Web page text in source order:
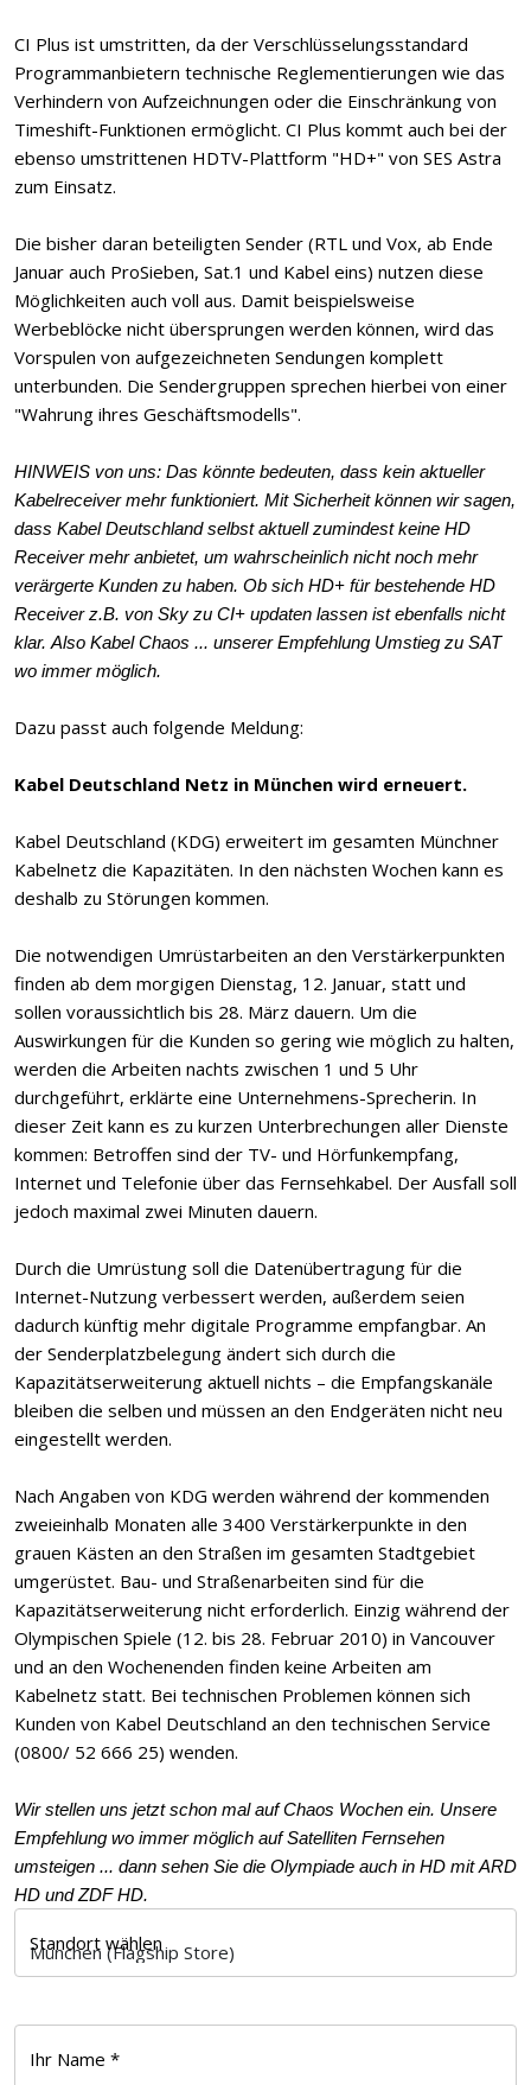
CI Plus ist umstritten, da der Verschlüsselungsstandard
Programmanbietern technische Reglementierungen wie das
Verhindern von Aufzeichnungen oder die Einschränkung von
Timeshift-Funktionen ermöglicht. CI Plus kommt auch bei der
ebenso umstrittenen HDTV-Plattform "HD+" von SES Astra
zum Einsatz.
Die bisher daran beteiligten Sender (RTL und Vox, ab Ende
Januar auch ProSieben, Sat.1 und Kabel eins) nutzen diese
Möglichkeiten auch voll aus. Damit beispielsweise
Werbeblöcke nicht übersprungen werden können, wird das
Vorspulen von aufgezeichneten Sendungen komplett
unterbunden. Die Sendergruppen sprechen hierbei von einer
"Wahrung ihres Geschäftsmodells".
HINWEIS von uns: Das könnte bedeuten, dass kein aktueller
Kabelreceiver mehr funktioniert. Mit Sicherheit können wir sagen,
dass Kabel Deutschland selbst aktuell zumindest keine HD
Receiver mehr anbietet, um wahrscheinlich nicht noch mehr
verärgerte Kunden zu haben. Ob sich HD+ für bestehende HD
Receiver z.B. von Sky zu CI+ updaten lassen ist ebenfalls nicht
klar. Also Kabel Chaos ... unserer Empfehlung Umstieg zu SAT
wo immer möglich.
Dazu passt auch folgende Meldung:
Kabel Deutschland Netz in München wird erneuert.
Kabel Deutschland (KDG) erweitert im gesamten Münchner
Kabelnetz die Kapazitäten. In den nächsten Wochen kann es
deshalb zu Störungen kommen.
Die notwendigen Umrüstarbeiten an den Verstärkerpunkten
finden ab dem morgigen Dienstag, 12. Januar, statt und
sollen voraussichtlich bis 28. März dauern. Um die
Auswirkungen für die Kunden so gering wie möglich zu halten,
werden die Arbeiten nachts zwischen 1 und 5 Uhr
durchgeführt, erklärte eine Unternehmens-Sprecherin. In
dieser Zeit kann es zu kurzen Unterbrechungen aller Dienste
kommen: Betroffen sind der TV- und Hörfunkempfang,
Internet und Telefonie über das Fernsehkabel. Der Ausfall soll
jedoch maximal zwei Minuten dauern.
Durch die Umrüstung soll die Datenübertragung für die
Internet-Nutzung verbessert werden, außerdem seien
dadurch künftig mehr digitale Programme empfangbar. An
der Senderplatzbelegung ändert sich durch die
Kapazitätserweiterung aktuell nichts – die Empfangskanäle
bleiben die selben und müssen an den Endgeräten nicht neu
eingestellt werden.
Nach Angaben von KDG werden während der kommenden
zweieinhalb Monaten alle 3400 Verstärkerpunkte in den
grauen Kästen an den Straßen im gesamten Stadtgebiet
umgerüstet. Bau- und Straßenarbeiten sind für die
Kapazitätserweiterung nicht erforderlich. Einzig während der
Olympischen Spiele (12. bis 28. Februar 2010) in Vancouver
und an den Wochenenden finden keine Arbeiten am
Kabelnetz statt. Bei technischen Problemen können sich
Kunden von Kabel Deutschland an den technischen Service
(0800/ 52 666 25) wenden.
Wir stellen uns jetzt schon mal auf Chaos Wochen ein. Unsere
Empfehlung wo immer möglich auf Satelliten Fernsehen
umsteigen ... dann sehen Sie die Olympiade auch in HD mit ARD
HD und ZDF HD.
Standort wählen
Ihr Name *